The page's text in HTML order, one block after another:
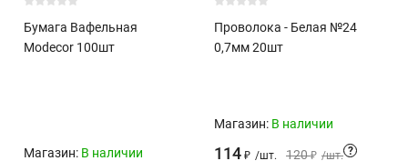
Бумага Вафельная
Modecor 100шт
Магазин: В наличии
Проволока - Белая №24
0,7мм 20шт
Магазин: В наличии
114 ₽ /шт. 120 ₽ /шт. ?